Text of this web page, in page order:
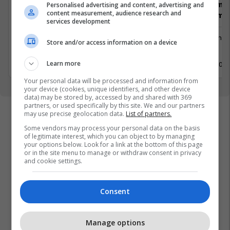
Pejë
11 Maj 2026
Menaxhim)
11 Maj
Personalised advertising and content, advertising and
content measurement, audience research and
services development
Store and/or access information on a device
Learn more
Your personal data will be processed and information from
your device (cookies, unique identifiers, and other device
data) may be stored by, accessed by and shared with 369
partners, or used specifically by this site. We and our partners
may use precise geolocation data. List of partners.
Some vendors may process your personal data on the basis
of legitimate interest, which you can object to by managing
your options below. Look for a link at the bottom of this page
or in the site menu to manage or withdraw consent in privacy
and cookie settings.
Consent
Manage options